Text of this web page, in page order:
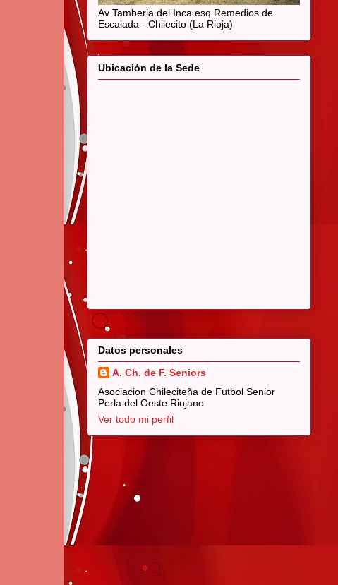
Av Tamberia del Inca esq Remedios de
Escalada - Chilecito (La Rioja)
Ubicación de la Sede
Datos personales
A. Ch. de F. Seniors
Asociacion Chileciteña de Futbol Senior
Perla del Oeste Riojano
Ver todo mi perfil